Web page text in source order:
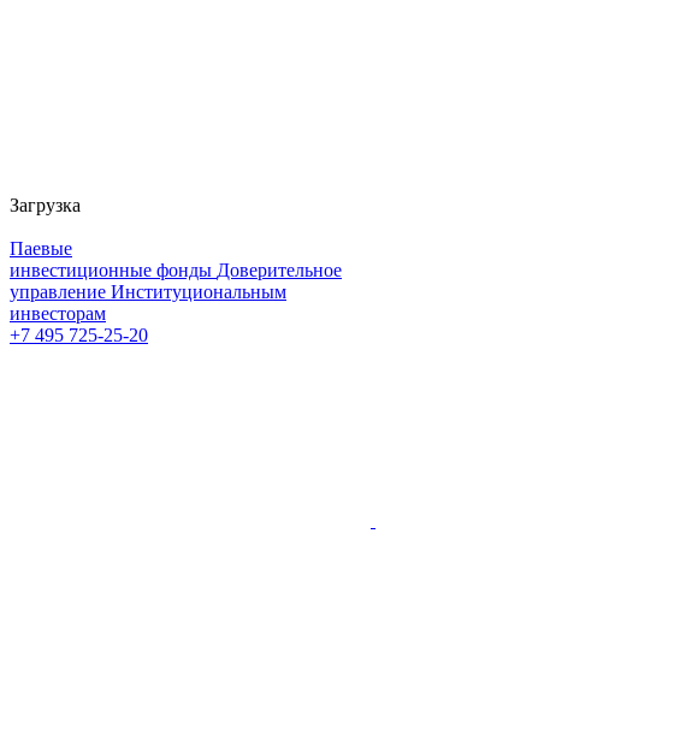
Загрузка
Паевые
инвестиционные фонды Доверительное
управление Институциональным
инвесторам
+7 495 725-25-20